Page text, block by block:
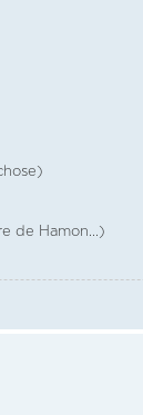
de Hamon...)